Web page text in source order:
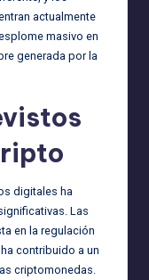
actualmente
masivo en
generada por la
digitales ha
Las
en la regulación
contribuido a un
criptomonedas.